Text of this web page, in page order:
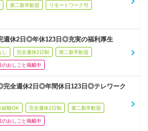
第二新卒歓迎 リモートワーク可
週休2日◎年休123日◎充実の福利厚生
し 完全週休2日制 第二新卒歓迎
のおしごと掲載中
完全週休2日◎年間休日123日◎テレワーク
経験OK 完全週休2日制 第二新卒歓迎
のおしごと掲載中